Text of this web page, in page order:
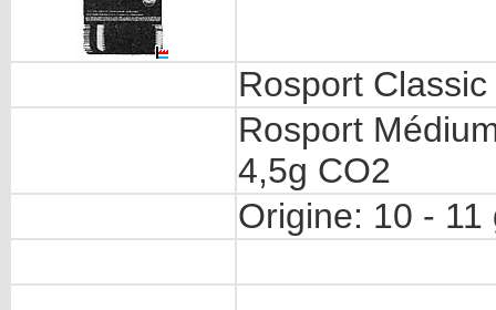
Rosport
Rosport
4,5g CO2
Origine: 10 - 11